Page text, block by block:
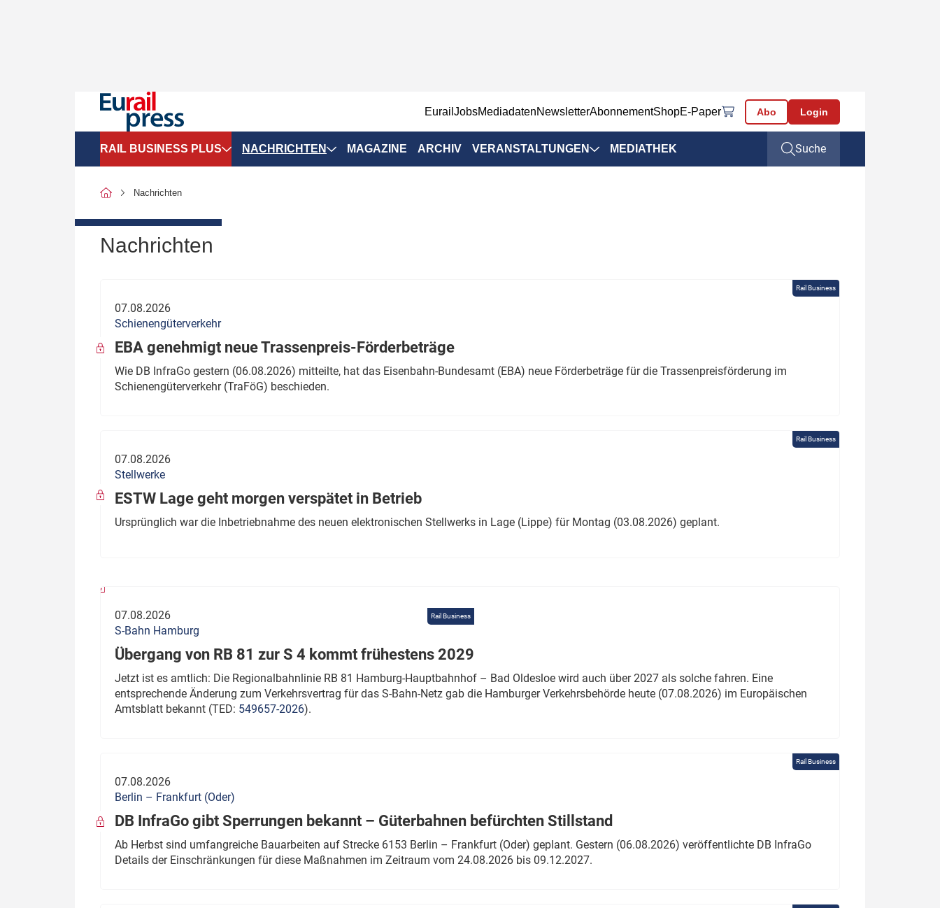
EurailJobsMediadatenNewsletterAbonnementShopE-Paper Abo Login
RAIL BUSINESS PLUS
SPNV-Marktdaten
Politik
Verbände: Wer spricht für
wen?
Thema des Monats
Dossier: Generalsanierung
Dossier: ETCS
NACHRICHTEN
Infrastruktur & Ausrüstung
ÖPNV
MAGAZINE ARCHIV VERANSTALTUNGEN MEDIATHEK Suche
Nachrichten
Nachrichten
Rail Business
07.08.2026
Schienengüterverkehr
EBA genehmigt neue Trassenpreis-Förderbeträge
Wie DB InfraGo gestern (06.08.2026) mitteilte, hat das Eisenbahn-Bundesamt (EBA) neue Förderbeträge für die Trassenpreisförderung im
Schienengüterverkehr (TraFöG) beschieden.
Rail Business
07.08.2026
Stellwerke
ESTW Lage geht morgen verspätet in Betrieb
Ursprünglich war die Inbetriebnahme des neuen elektronischen Stellwerks in Lage (Lippe) für Montag (03.08.2026) geplant.
Rail Business
07.08.2026
S-Bahn Hamburg
Übergang von RB 81 zur S 4 kommt frühestens 2029
Jetzt ist es amtlich: Die Regionalbahnlinie RB 81 Hamburg-Hauptbahnhof – Bad Oldesloe wird auch über 2027 als solche fahren. Eine
entsprechende Änderung zum Verkehrsvertrag für das S-Bahn-Netz gab die Hamburger Verkehrsbehörde heute (07.08.2026) im Europäischen
Amtsblatt bekannt (TED: 549657-2026).
Rail Business
07.08.2026
Berlin – Frankfurt (Oder)
DB InfraGo gibt Sperrungen bekannt – Güterbahnen befürchten Stillstand
Ab Herbst sind umfangreiche Bauarbeiten auf Strecke 6153 Berlin – Frankfurt (Oder) geplant. Gestern (06.08.2026) veröffentlichte DB InfraGo
Details der Einschränkungen für diese Maßnahmen im Zeitraum vom 24.08.2026 bis 09.12.2027.